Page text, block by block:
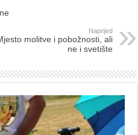
Naprijed
molitve i pobožnosti, ali
ne i svetište